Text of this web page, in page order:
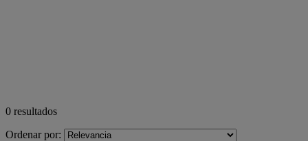
0 resultados
Ordenar por: